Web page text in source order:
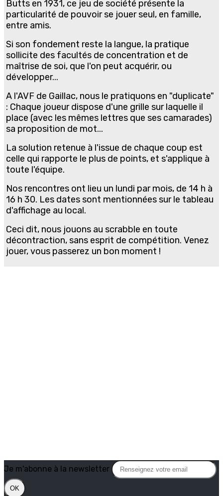
Butts en 1931, ce jeu de société présente la
particularité de pouvoir se jouer seul, en famille,
entre amis.
Si son fondement reste la langue, la pratique
sollicite des facultés de concentration et de
maîtrise de soi, que l'on peut acquérir, ou
développer...
A l'AVF de Gaillac, nous le pratiquons en "duplicate"
: Chaque joueur dispose d'une grille sur laquelle il
place (avec les mêmes lettres que ses camarades)
sa proposition de mot...
La solution retenue à l'issue de chaque coup est
celle qui rapporte le plus de points, et s'applique à
toute l'équipe.
Nos rencontres ont lieu un lundi par mois, de 14 h à
16 h 30. Les dates sont mentionnées sur le tableau
d'affichage au local.
Ceci dit, nous jouons au scrabble en toute
décontraction, sans esprit de compétition. Venez
jouer, vous passerez un bon moment !
Je m'abonne à la newsletter
OK